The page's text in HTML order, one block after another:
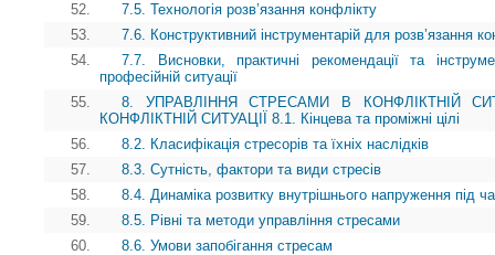
52.
7.5. Технологія розв’язання конфлікту
53.
7.6. Конструктивний інструментарій для розв’язання
54.
7.7. Висновки, практичні рекомендації та
професійній ситуації
55.
8. УПРАВЛІННЯ СТРЕСАМИ В КОНФЛІКТНІЙ
КОНФЛІКТНІЙ СИТУАЦІЇ 8.1. Кінцева та проміжні цілі
56.
8.2. Класифікація стресорів та їхніх наслідків
57.
8.3. Сутність, фактори та види стресів
58.
8.4. Динаміка розвитку внутрішнього напруження під
59.
8.5. Рівні та методи управління стресами
60.
8.6. Умови запобігання стресам